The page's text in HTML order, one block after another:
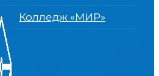
Колледж «МИР»